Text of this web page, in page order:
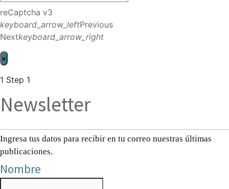
reCaptcha v3
keyboard_arrow_leftPrevious
Nextkeyboard_arrow_right
×
1 Step 1
Newsletter
Ingresa tus datos para recibir en tu correo nuestras últimas
publicaciones.
Nombre